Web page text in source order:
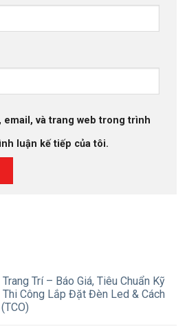
email, và trang web trong trình
luận kế tiếp của tôi.
Trí – Báo Giá, Tiêu Chuẩn Kỹ
Thi Công Lắp Đặt Đèn Led & Cách